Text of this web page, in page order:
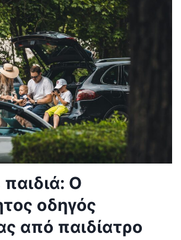
παιδιά: Ο
οδηγός
από παιδίατρο